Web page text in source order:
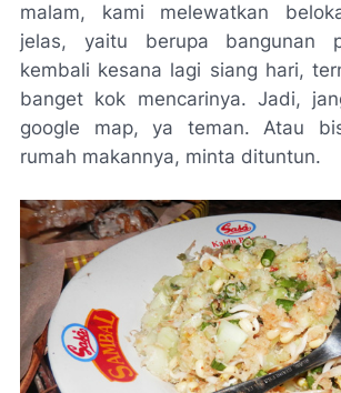
malam, kami melewatkan
jelas, yaitu berupa bangunan
kembali kesana lagi siang hari,
banget kok mencarinya. Jadi,
google map, ya teman. Atau
rumah makannya, minta dituntun.